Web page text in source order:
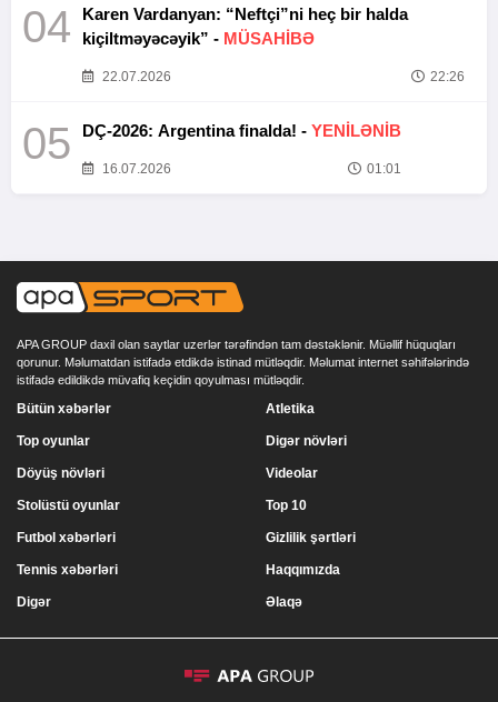
04
Karen Vardanyan: “Neftçi”ni heç bir halda
kiçiltməyəcəyik” - MÜSAHİBƏ
22.07.2026 22:26
05 DÇ-2026: Argentina finalda! - YENİLƏNİB
16.07.2026 01:01
APA GROUP daxil olan saytlar uzerlər tərəfindən tam dəstəklənir. Müəllif hüquqları
qorunur. Məlumatdan istifadə etdikdə istinad mütləqdir. Məlumat internet səhifələrində
istifadə edildikdə müvafiq keçidin qoyulması mütləqdir.
Bütün xəbərlər
Top oyunlar
Döyüş növləri
Stolüstü oyunlar
Atletika
Digər növləri
Videolar
Top 10
Futbol xəbərləri
Tennis xəbərləri
Digər
Gizlilik şərtləri
Haqqımızda
Əlaqə